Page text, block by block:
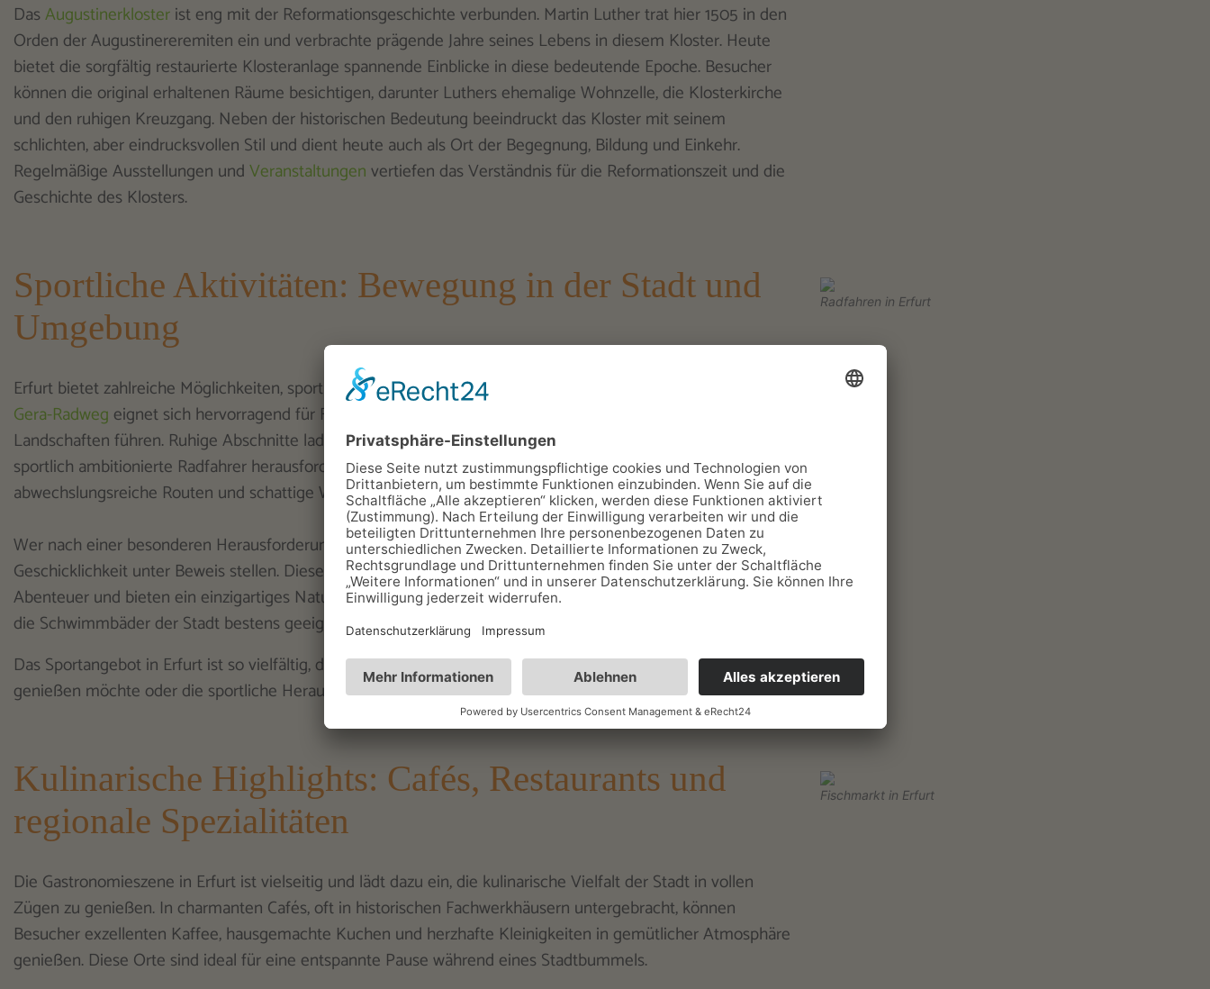
DasAugustinerklosterist eng mit der Reformationsgeschichte verbunden. Martin Luther trat hier 1505 in den
Orden der Augustinereremiten ein und verbrachte prägende Jahre seines Lebens in diesem Kloster. Heute
bietet die sorgfältig restaurierte Klosteranlage spannende Einblicke in diese bedeutende Epoche. Besucher
können die original erhaltenen Räume besichtigen, darunter Luthers ehemalige Wohnzelle, die Klosterkirche
und den ruhigen Kreuzgang. Neben der historischen Bedeutung beeindruckt das Kloster mit seinem
schlichten, aber eindrucksvollen Stil und dient heute auch als Ort der Begegnung, Bildung und Einkehr.
Regelmäßige Ausstellungen undVeranstaltungenvertiefen das Verständnis für die Reformationszeit und die
Geschichte des Klosters.
Sportliche Aktivitäten: Bewegung in der Stadt und
Umgebung
Erfurt bietet zahlreiche Möglichkeiten, sportlich aktiv zu sein und dabei die Umgebung zu entdecken. Der
Gera-Radweg eignet sich hervorragend für Fahrradtouren, die entlang des Flusses durch malerische
Landschaften führen. Ruhige Abschnitte laden zu entspannten Ausflügen ein, während längere Strecken
sportlich ambitionierte Radfahrer herausfordern. Auch Läufer schätzen die Strecke entlang der Gera, da sie
abwechslungsreiche Routen und schattige Wege bietet.
Wer nach einer besonderen Herausforderung sucht, kann in den Kletterparks der Region seine Kondition und
Geschicklichkeit unter Beweis stellen. Diese Anlagen verbinden sportliche Aktivität mit einem Hauch von
Abenteuer und bieten ein einzigartiges Naturerlebnis. Für Wassersport oder eine erfrischende Abkühlung sind
die Schwimmbäder der Stadt bestens geeignet.
Das Sportangebot in Erfurt ist so vielfältig, dass für jeden etwas dabei ist – egal, ob man entspannt die Natur
genießen möchte oder die sportliche Herausforderung sucht.
Radfahren in Erfurt
Kulinarische Highlights: Cafés, Restaurants und
regionale Spezialitäten
Die Gastronomieszene in Erfurt ist vielseitig und lädt dazu ein, die kulinarische Vielfalt der Stadt in vollen
Zügen zu genießen. In charmanten Cafés, oft in historischen Fachwerkhäusern untergebracht, können
Besucher exzellenten Kaffee, hausgemachte Kuchen und herzhafte Kleinigkeiten in gemütlicher Atmosphäre
genießen. Diese Orte sind ideal für eine entspannte Pause während eines Stadtbummels.
Fischmarkt in Erfurt